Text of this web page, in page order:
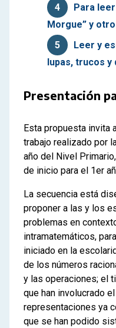
4
Para
Morgue” y
5
Leer y
lupas, trucos y
Presentación
Esta propuesta invita
trabajo realizado por
año del Nivel
de inicio para el 1er
La secuencia está
proponer a las y los
problemas en
intramatemáticos,
iniciado en la
de los números
y las operaciones; el
que han involucrado
representaciones ya
que se han podido